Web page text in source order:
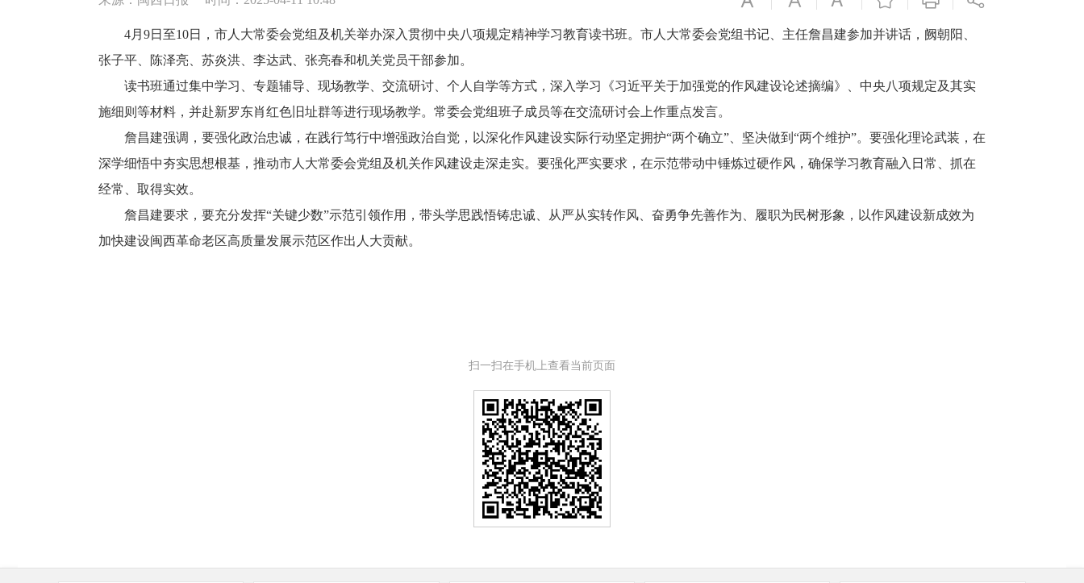
4月9日至10日，市人大常委会党组及机关举办深入贯彻中央八项规定精神学习教育读书班。市人大常委会党组书记、主任詹昌建参加并讲话，阙朝阳、
张子平、陈泽亮、苏炎洪、李达武、张亮春和机关党员干部参加。
读书班通过集中学习、专题辅导、现场教学、交流研讨、个人自学等方式，深入学习《习近平关于加强党的作风建设论述摘编》、中央八项规定及其实
施细则等材料，并赴新罗东肖红色旧址群等进行现场教学。常委会党组班子成员等在交流研讨会上作重点发言。
詹昌建强调，要强化政治忠诚，在践行笃行中增强政治自觉，以深化作风建设实际行动坚定拥护“两个确立”、坚决做到“两个维护”。要强化理论武装，在
深学细悟中夯实思想根基，推动市人大常委会党组及机关作风建设走深走实。要强化严实要求，在示范带动中锤炼过硬作风，确保学习教育融入日常、抓在
经常、取得实效。
詹昌建要求，要充分发挥“关键少数”示范引领作用，带头学思践悟铸忠诚、从严从实转作风、奋勇争先善作为、履职为民树形象，以作风建设新成效为
加快建设闽西革命老区高质量发展示范区作出人大贡献。
扫一扫在手机上查看当前页面